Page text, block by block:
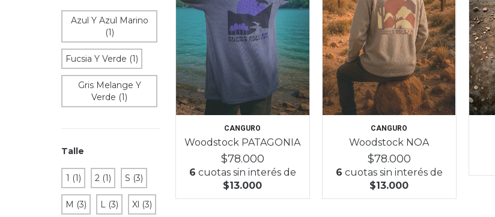
Azul Y Azul Marino
(1)
Fucsia Y Verde (1)
Gris Melange Y
Verde (1)
Talle
1 (1) 2 (1) S (3)
M (3) L (3) Xl (3)
CANGURO
Woodstock PATAGONIA
$78.000
6 cuotas sin interés de
$13.000
CANGURO
Woodstock NOA
$78.000
6 cuotas sin interés de
$13.000